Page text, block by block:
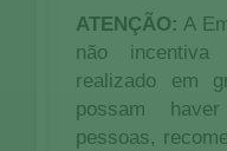
ATENÇÃO: A
não
realizado em
possam
pessoas,